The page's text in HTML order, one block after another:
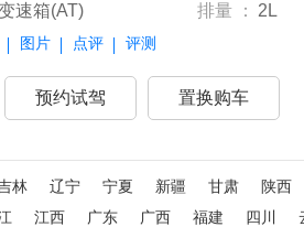
速箱(AT) 排量 ： 2L
图片 点评 评测
预约试驾 置换购车
林 辽宁 宁夏 新疆 甘肃 陕西
江西 广东 广西 福建 四川